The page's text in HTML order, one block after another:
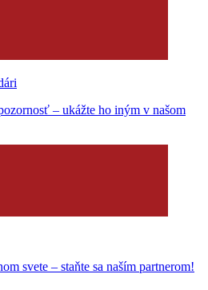
– ukážte ho iným v našom
svete – staňte sa naším partnerom!